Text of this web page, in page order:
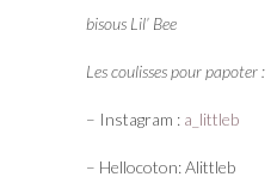
bisous Lil’ Bee
Les coulisses pour papoter :
– Instagram : a_littleb
– Hellocoton: Alittleb